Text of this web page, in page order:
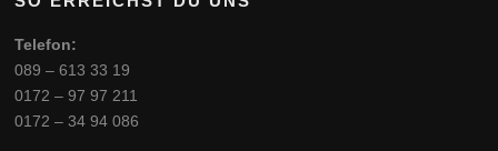
Telefon:
089 – 613 33 19
0172 – 97 97 211
0172 – 34 94 086